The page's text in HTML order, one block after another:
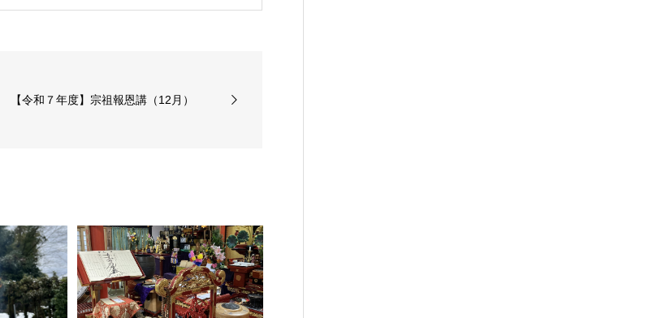
【令和７年度】宗祖報恩講（12月）